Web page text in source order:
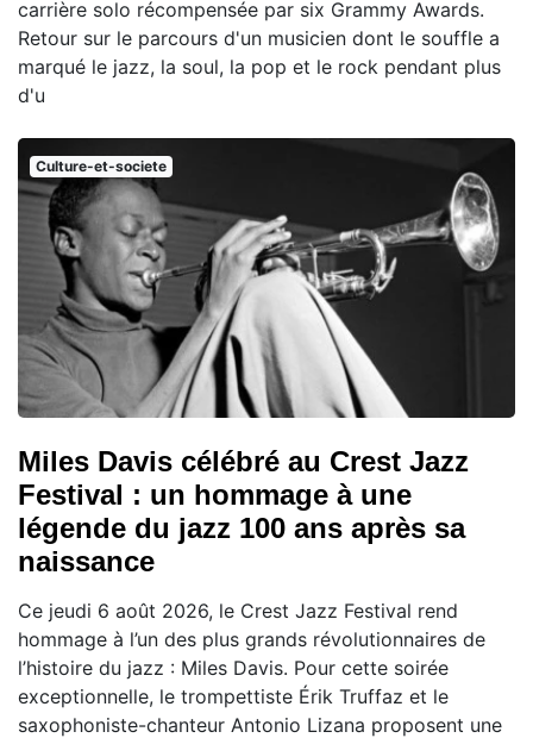
carrière solo récompensée par six Grammy Awards.
Retour sur le parcours d'un musicien dont le souffle a
marqué le jazz, la soul, la pop et le rock pendant plus
d'u
Culture-et-societe
Miles Davis célébré au Crest Jazz
Festival : un hommage à une
légende du jazz 100 ans après sa
naissance
Ce jeudi 6 août 2026, le Crest Jazz Festival rend
hommage à l’un des plus grands révolutionnaires de
l’histoire du jazz : Miles Davis. Pour cette soirée
exceptionnelle, le trompettiste Érik Truffaz et le
saxophoniste-chanteur Antonio Lizana proposent une